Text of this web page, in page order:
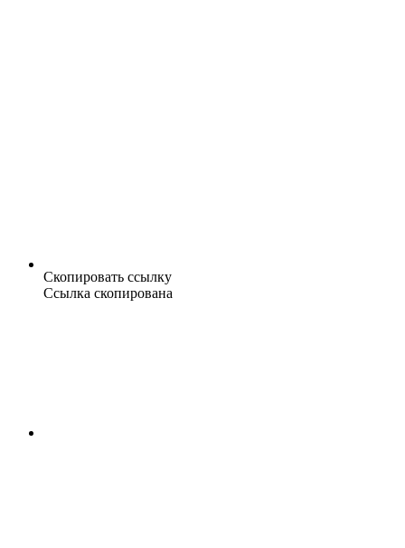
Скопировать ссылку
Ссылка скопирована